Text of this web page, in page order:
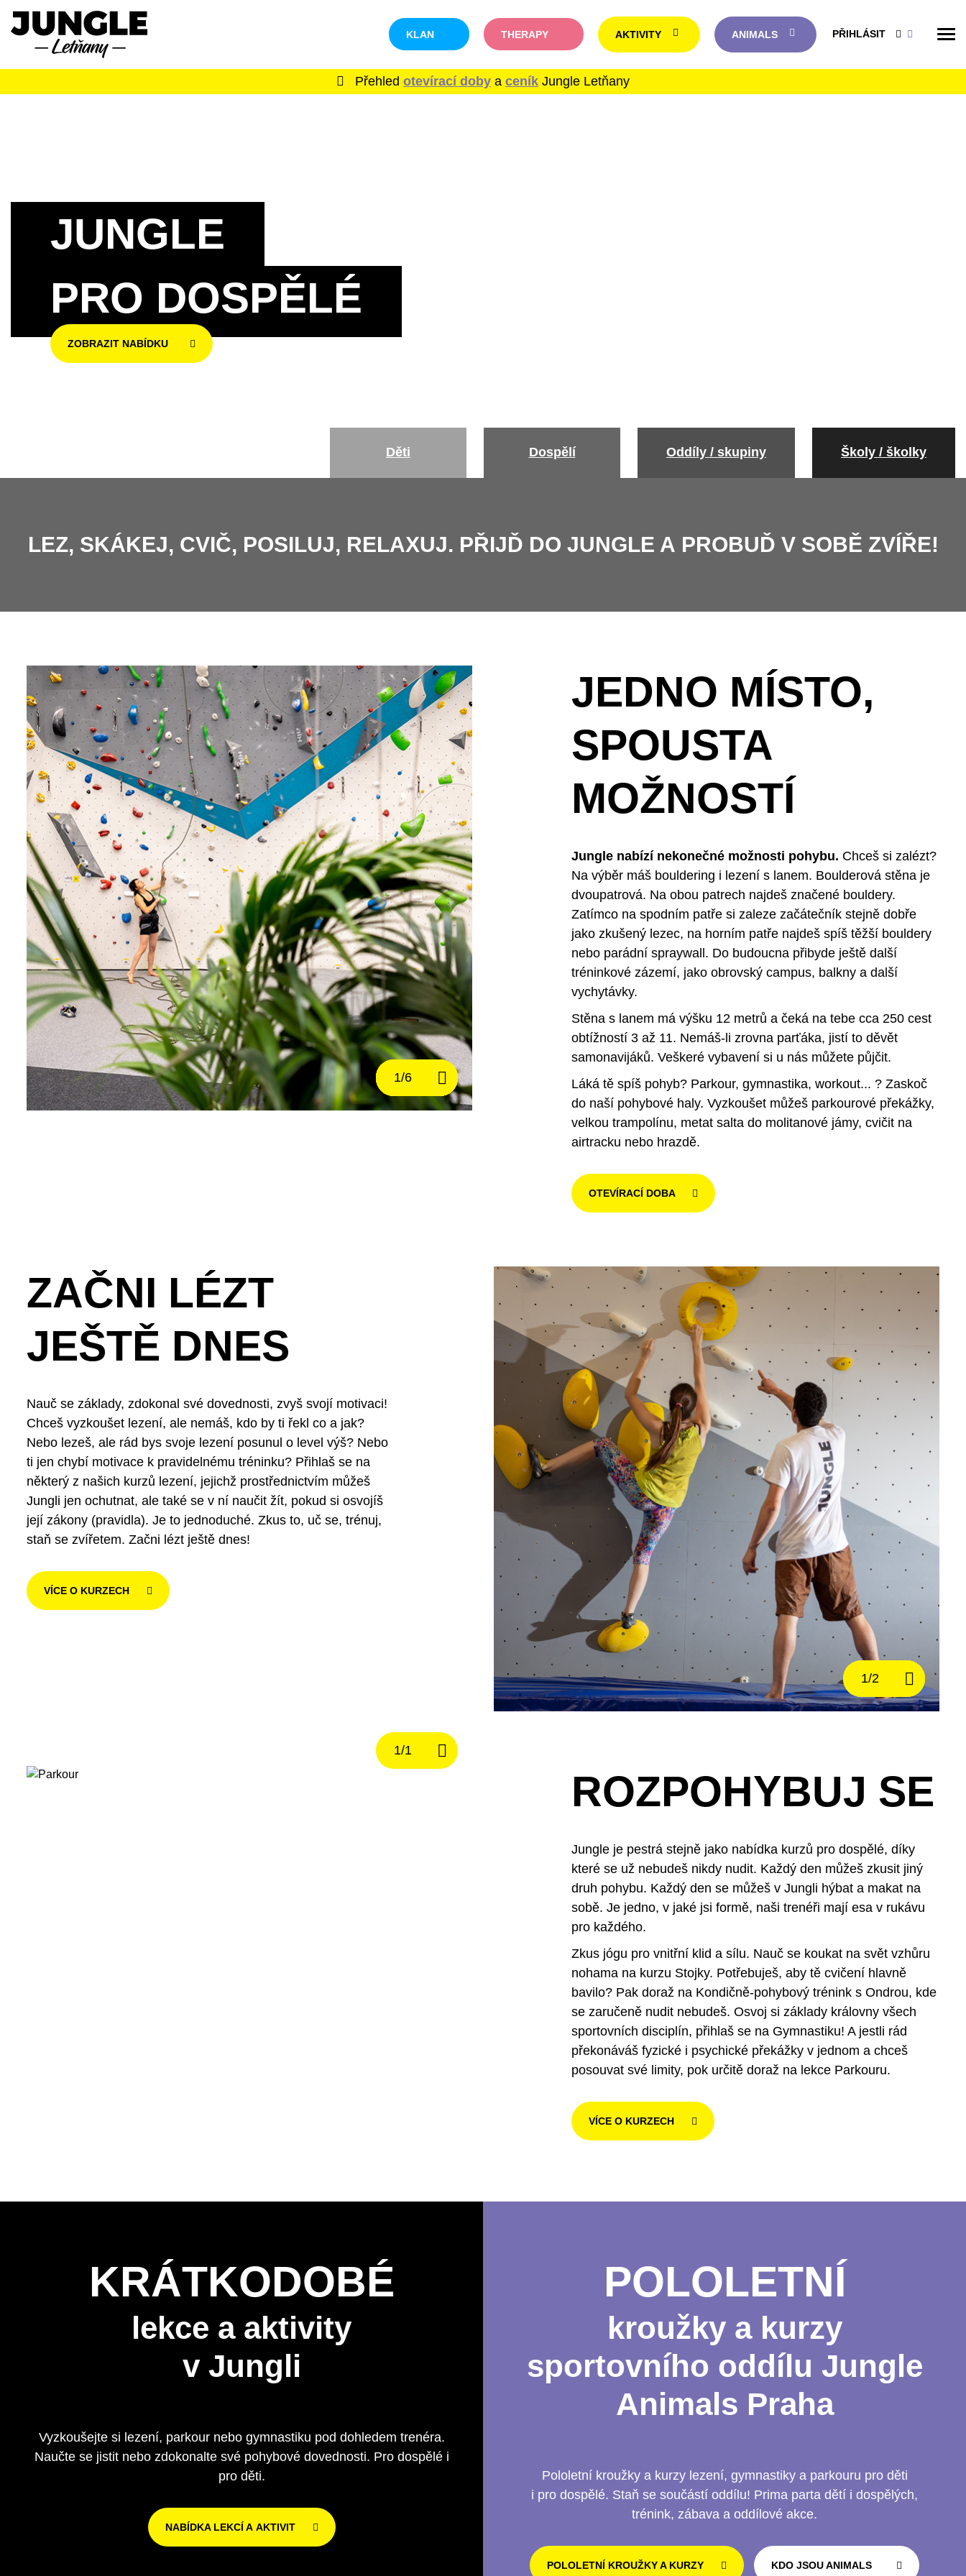
KLAN THERAPY AKTIVITY ANIMALS PŘIHLÁSIT
Přehled otevírací doby a ceník Jungle Letňany
JUNGLE
PRO DOSPĚLÉ
ZOBRAZIT NABÍDKU
Děti Dospělí Oddíly / skupiny Školy / školky
LEZ, SKÁKEJ, CVIČ, POSILUJ, RELAXUJ. PŘIJĎ DO JUNGLE A PROBUĎ V SOBĚ ZVÍŘE!
JEDNO MÍSTO,
SPOUSTA
MOŽNOSTÍ
Jungle nabízí nekonečné možnosti pohybu. Chceš si zalézt?
Na výběr máš bouldering i lezení s lanem. Boulderová stěna je
dvoupatrová. Na obou patrech najdeš značené bouldery.
Zatímco na spodním patře si zaleze začátečník stejně dobře
jako zkušený lezec, na horním patře najdeš spíš těžší bouldery
nebo parádní spraywall. Do budoucna přibyde ještě další
tréninkové zázemí, jako obrovský campus, balkny a další
vychytávky.
Stěna s lanem má výšku 12 metrů a čeká na tebe cca 250 cest
obtížností 3 až 11. Nemáš-li zrovna parťáka, jistí to děvět
samonavijáků. Veškeré vybavení si u nás můžete půjčit.
Láká tě spíš pohyb? Parkour, gymnastika, workout... ? Zaskoč
do naší pohybové haly. Vyzkoušet můžeš parkourové překážky,
velkou trampolínu, metat salta do molitanové jámy, cvičit na
airtracku nebo hrazdě.
OTEVÍRACÍ DOBA
ZAČNI LÉZT
JEŠTĚ DNES
Nauč se základy, zdokonal své dovednosti, zvyš svojí motivaci!
Chceš vyzkoušet lezení, ale nemáš, kdo by ti řekl co a jak?
Nebo lezeš, ale rád bys svoje lezení posunul o level výš? Nebo
ti jen chybí motivace k pravidelnému tréninku? Přihlaš se na
některý z našich kurzů lezení, jejichž prostřednictvím můžeš
Jungli jen ochutnat, ale také se v ní naučit žít, pokud si osvojíš
její zákony (pravidla). Je to jednoduché. Zkus to, uč se, trénuj,
staň se zvířetem. Začni lézt ještě dnes!
VÍCE O KURZECH
ROZPOHYBUJ SE
Jungle je pestrá stejně jako nabídka kurzů pro dospělé, díky
které se už nebudeš nikdy nudit. Každý den můžeš zkusit jiný
druh pohybu. Každý den se můžeš v Jungli hýbat a makat na
sobě. Je jedno, v jaké jsi formě, naši trenéři mají esa v rukávu
pro každého.
Zkus jógu pro vnitřní klid a sílu. Nauč se koukat na svět vzhůru
nohama na kurzu Stojky. Potřebuješ, aby tě cvičení hlavně
bavilo? Pak doraž na Kondičně-pohybový trénink s Ondrou, kde
se zaručeně nudit nebudeš. Osvoj si základy královny všech
sportovních disciplín, přihlaš se na Gymnastiku! A jestli rád
překonáváš fyzické i psychické překážky v jednom a chceš
posouvat své limity, pok určitě doraž na lekce Parkouru.
VÍCE O KURZECH
KRÁTKODOBÉ
lekce a aktivity
v Jungli
Vyzkoušejte si lezení, parkour nebo gymnastiku pod dohledem trenéra.
Naučte se jistit nebo zdokonalte své pohybové dovednosti. Pro dospělé i
pro děti.
NABÍDKA LEKCÍ A AKTIVIT
POLOLETNÍ
kroužky a kurzy
sportovního oddílu Jungle
Animals Praha
Pololetní kroužky a kurzy lezení, gymnastiky a parkouru pro děti
i pro dospělé. Staň se součástí oddílu! Prima parta dětí i dospělých,
trénink, zábava a oddílové akce.
POLOLETNÍ KROUŽKY A KURZY KDO JSOU ANIMALS